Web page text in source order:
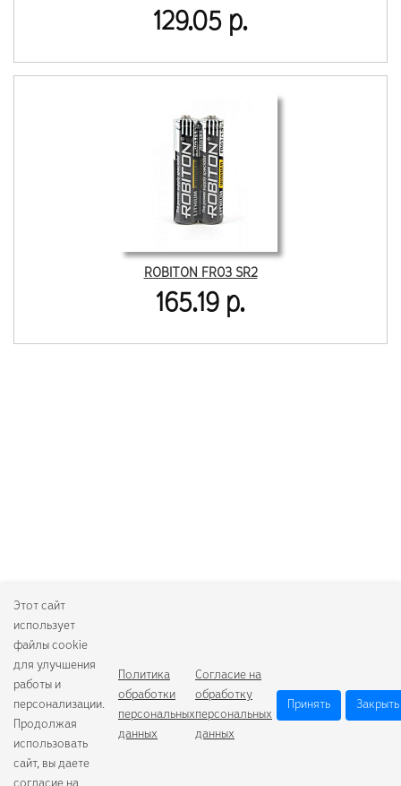
129.05 р.
ROBITON FR03 SR2
165.19 р.
Этот сайт
использует
файлы cookie
для улучшения
работы и
персонализации.
Продолжая
использовать
сайт, вы даете
Политика
обработки
персональных
данных
Согласие на
обработку
персональных
данных
Принять Закрыть